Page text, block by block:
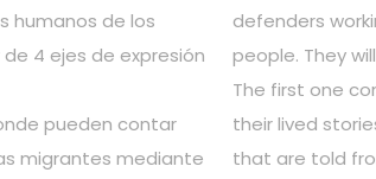
humanos de los
4 ejes de expresión
pueden contar
migrantes mediante
defenders
people. They
The first one
their lived
that are told